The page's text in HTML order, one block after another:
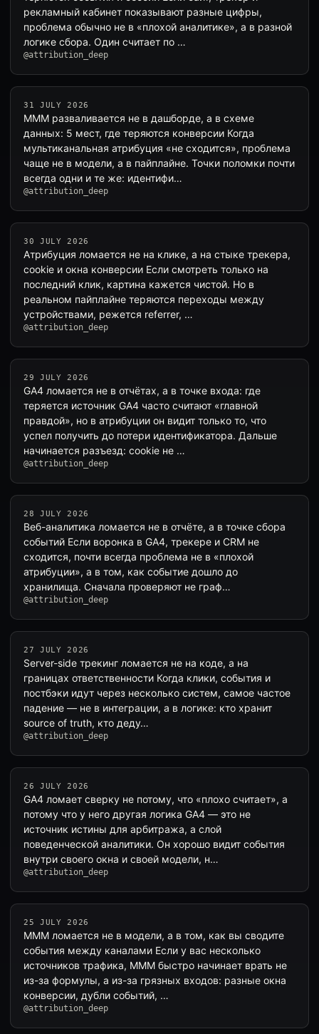
рекламный кабинет показывают разные цифры,
проблема обычно не в «плохой аналитике», а в разной
логике сбора. Один считает по …
@attribution_deep
31 JULY 2026
MMM разваливается не в дашборде, а в схеме
данных: 5 мест, где теряются конверсии Когда
мультиканальная атрибуция «не сходится», проблема
чаще не в модели, а в пайплайне. Точки поломки почти
всегда одни и те же: идентифи…
@attribution_deep
30 JULY 2026
Атрибуция ломается не на клике, а на стыке трекера,
cookie и окна конверсии Если смотреть только на
последний клик, картина кажется чистой. Но в
реальном пайплайне теряются переходы между
устройствами, режется referrer, …
@attribution_deep
29 JULY 2026
GA4 ломается не в отчётах, а в точке входа: где
теряется источник GA4 часто считают «главной
правдой», но в атрибуции он видит только то, что
успел получить до потери идентификатора. Дальше
начинается разъезд: cookie не …
@attribution_deep
28 JULY 2026
Веб-аналитика ломается не в отчёте, а в точке сбора
событий Если воронка в GA4, трекере и CRM не
сходится, почти всегда проблема не в «плохой
атрибуции», а в том, как событие дошло до
хранилища. Сначала проверяют не граф…
@attribution_deep
27 JULY 2026
Server-side трекинг ломается не на коде, а на
границах ответственности Когда клики, события и
постбэки идут через несколько систем, самое частое
падение — не в интеграции, а в логике: кто хранит
source of truth, кто деду…
@attribution_deep
26 JULY 2026
GA4 ломает сверку не потому, что «плохо считает», а
потому что у него другая логика GA4 — это не
источник истины для арбитража, а слой
поведенческой аналитики. Он хорошо видит события
внутри своего окна и своей модели, н…
@attribution_deep
25 JULY 2026
MMM ломается не в модели, а в том, как вы сводите
события между каналами Если у вас несколько
источников трафика, MMM быстро начинает врать не
из-за формулы, а из-за грязных входов: разные окна
конверсии, дубли событий, …
@attribution_deep